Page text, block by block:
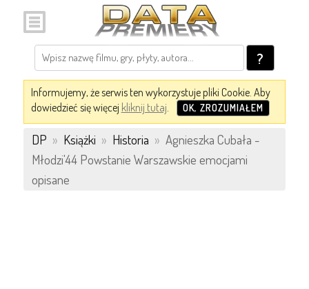
?
Informujemy, że serwis ten wykorzystuje pliki Cookie. Aby
dowiedzieć się więcej kliknij tutaj. OK, ZROZUMIAŁEM
DP » Książki » Historia » Agnieszka Cubała -
Młodzi'44 Powstanie Warszawskie emocjami
opisane